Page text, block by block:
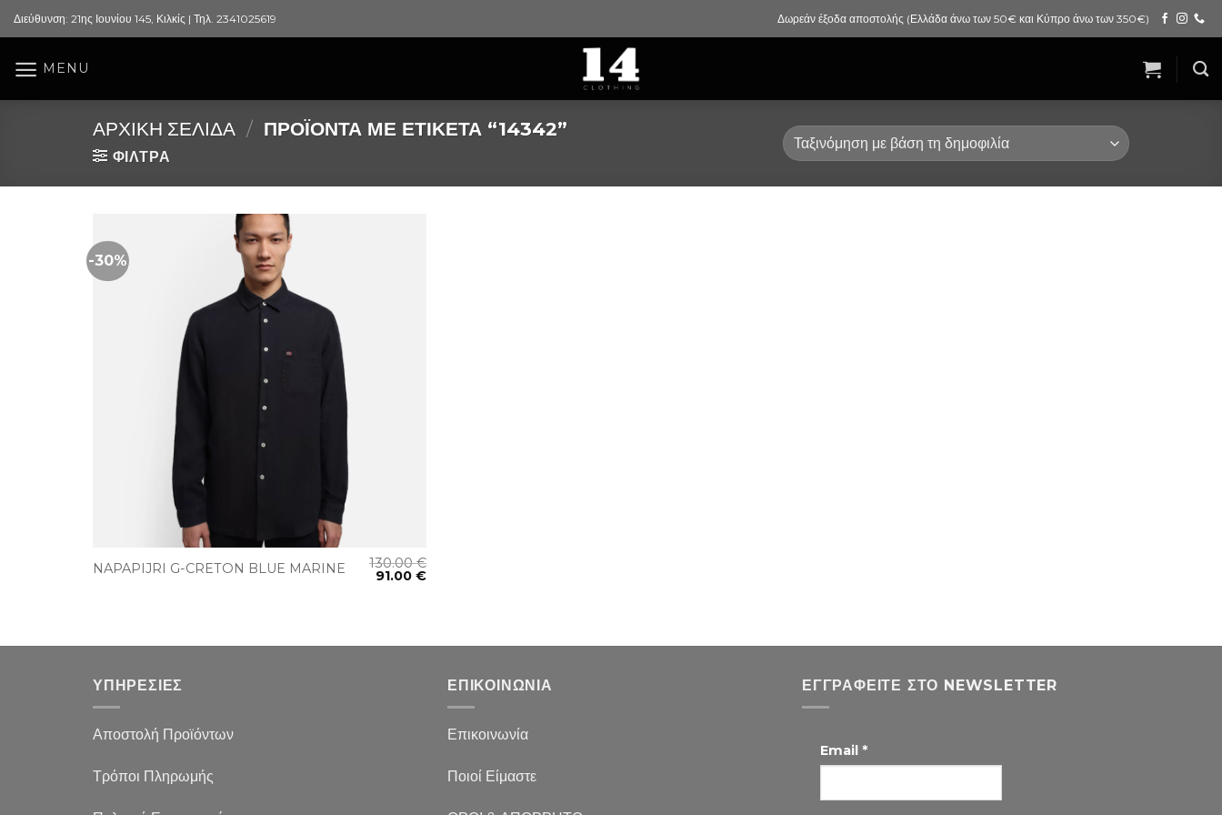
Skip
to
Διεύθυνση: 21ης Ιουνίου 145, Κιλκίς | Τηλ. 2341025619 Δωρεάν έξοδα αποστολής (Ελλάδα άνω των 50€ και Κύπρο άνω των 350€)
MENU
ΑΡΧΙΚΉ ΣΕΛΊΔΑ / ΠΡΟΪΌΝΤΑ ΜΕ ΕΤΙΚΈΤΑ “14342”
ΦΙΛΤΡΑ
-30%
NAPAPIJRI G-CRETON BLUE MARINE 130.00€
91.00 €
ΥΠΗΡΕΣΙΕΣ
Αποστολή Προϊόντων
Τρόποι Πληρωμής
ΕΠΙΚΟΙΝΩΝΙΑ
Επικοινωνία
Ποιοί Είμαστε
ΕΓΓΡΑΦΕΊΤΕ ΣΤΟ NEWSLETTER
Email *